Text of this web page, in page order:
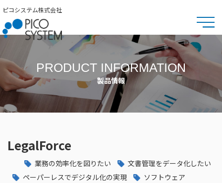
ピコシステム株式会社
PRODUCT INFORMATION
製品情報
LegalForce
業務の効率化を図りたい
文書管理をデータ化したい
ペーパーレスでデジタル化の実現
ソフトウェア